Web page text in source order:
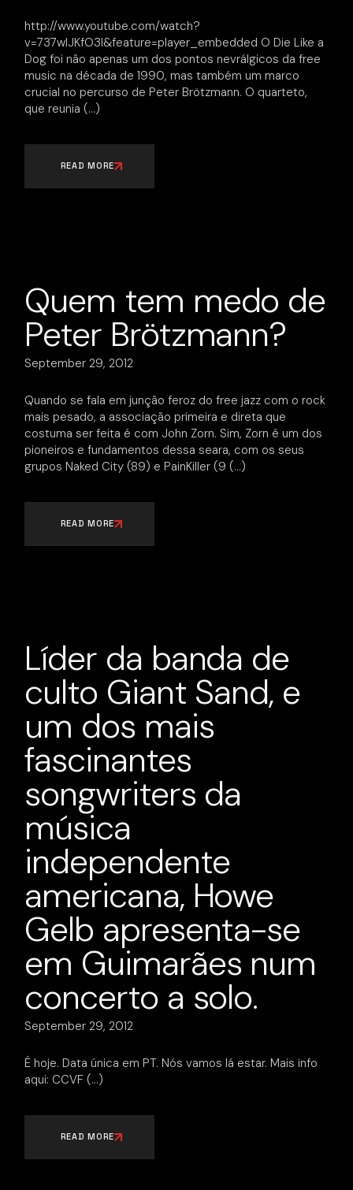
http://www.youtube.com/watch?
v=737wIJKfO3I&feature=player_embedded O Die Like a
Dog foi não apenas um dos pontos nevrálgicos da free
music na década de 1990, mas também um marco
crucial no percurso de Peter Brötzmann. O quarteto,
que reunia
READ MORE
Quem tem medo de
Peter Brötzmann?
September 29, 2012
Quando se fala em junção feroz do free jazz com o rock
mais pesado, a associação primeira e direta que
costuma ser feita é com John Zorn. Sim, Zorn é um dos
pioneiros e fundamentos dessa seara, com os seus
grupos Naked City (89) e PainKiller (9
READ MORE
Líder da banda de
culto Giant Sand, e
um dos mais
fascinantes
songwriters da
música
independente
americana, Howe
Gelb apresenta-se
em Guimarães num
concerto a solo.
September 29, 2012
É hoje. Data única em PT. Nós vamos lá estar. Mais info
aqui: CCVF
READ MORE